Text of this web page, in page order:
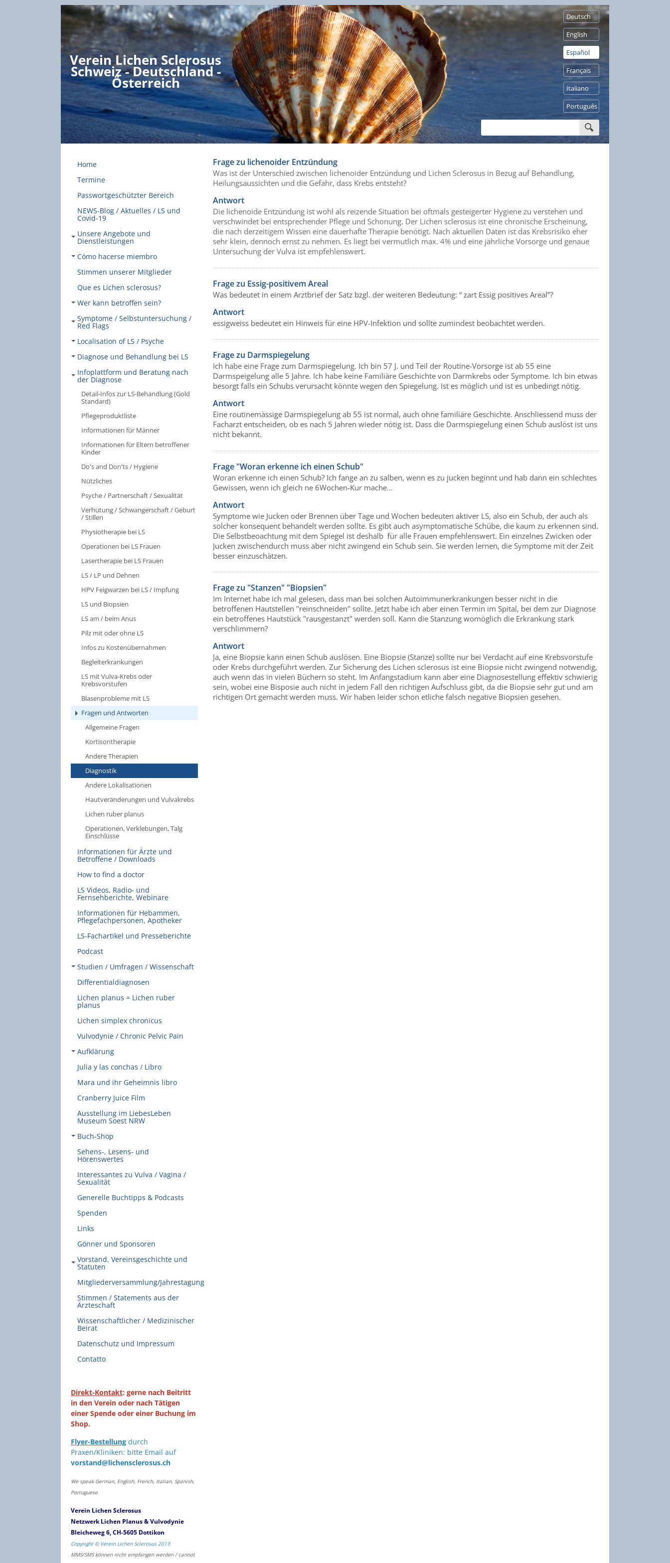
Verein Lichen Sclerosus
Schweiz - Deutschland -
Österreich
Deutsch
English
Español
Français
Italiano
Português
Home
Termine
Passwortgeschützter Bereich
NEWS-Blog / Aktuelles / LS und
Covid-19
Unsere Angebote und
Dienstleistungen
Cómo hacerse miembro
Stimmen unserer Mitglieder
Que es Lichen sclerosus?
Wer kann betroffen sein?
Symptome / Selbstuntersuchung /
Red Flags
Localisation of LS / Psyche
Diagnose und Behandlung bei LS
Infoplattform und Beratung nach
der Diagnose
Detail-Infos zur LS-Behandlung (Gold
Standard)
Pflegeproduktliste
Informationen für Männer
Informationen für Eltern betroffener
Kinder
Do's and Don'ts / Hygiene
Nützliches
Psyche / Partnerschaft / Sexualität
Verhütung / Schwangerschaft / Geburt
/ Stillen
Physiotherapie bei LS
Operationen bei LS Frauen
Lasertherapie bei LS Frauen
LS / LP und Dehnen
HPV Feigwarzen bei LS / Impfung
LS und Biopsien
LS am / beim Anus
Pilz mit oder ohne LS
Infos zu Kostenübernahmen
Begleiterkrankungen
LS mit Vulva-Krebs oder
Krebsvorstufen
Blasenprobleme mit LS
Fragen und Antworten
Allgemeine Fragen
Kortisontherapie
Andere Therapien
Diagnostik
Andere Lokalisationen
Hautveränderungen und Vulvakrebs
Lichen ruber planus
Operationen, Verklebungen, Talg
Einschlüsse
Informationen für Ärzte und
Betroffene / Downloads
How to find a doctor
LS Videos, Radio- und
Fernsehberichte, Webinare
Informationen für Hebammen,
Pflegefachpersonen, Apotheker
LS-Fachartikel und Presseberichte
Podcast
Studien / Umfragen / Wissenschaft
Differentialdiagnosen
Lichen planus = Lichen ruber
planus
Lichen simplex chronicus
Vulvodynie / Chronic Pelvic Pain
Aufklärung
Julia y las conchas / Libro
Mara und ihr Geheimnis libro
Cranberry Juice Film
Ausstellung im LiebesLeben
Museum Soest NRW
Buch-Shop
Sehens-, Lesens- und
Hörenswertes
Interessantes zu Vulva / Vagina /
Sexualität
Generelle Buchtipps & Podcasts
Spenden
Links
Gönner und Sponsoren
Vorstand, Vereinsgeschichte und
Statuten
Mitgliederversammlung/Jahrestagung
Stimmen / Statements aus der
Ärzteschaft
Wissenschaftlicher / Medizinischer
Beirat
Datenschutz und Impressum
Contatto
Direkt-Kontakt: gerne nach Beitritt
in den Verein oder nach Tätigen
einer Spende oder einer Buchung im
Shop.
Flyer-Bestellung durch
Praxen/Kliniken: bitte Email auf
vorstand@lichensclerosus.ch
We speak German, English, French, Italian, Spanish,
Portuguese
Verein Lichen Sclerosus
Netzwerk Lichen Planus & Vulvodynie
Bleicheweg 6, CH-5605 Dottikon
Copyright © Verein Lichen Sclerosus 2013
MMS/SMS können nicht empfangen werden / cannot
Frage zu lichenoider Entzündung
Was ist der Unterschied zwischen lichenoider Entzündung und Lichen Sclerosus in Bezug auf Behandlung,
Heilungsaussichten und die Gefahr, dass Krebs entsteht?
Antwort
Die lichenoide Entzündung ist wohl als reizende Situation bei oftmals gesteigerter Hygiene zu verstehen und
verschwindet bei entsprechender Pflege und Schonung. Der Lichen sclerosus ist eine chronische Erscheinung,
die nach derzeitigem Wissen eine dauerhafte Therapie benötigt. Nach aktuellen Daten ist das Krebsrisiko eher
sehr klein, dennoch ernst zu nehmen. Es liegt bei vermutlich max. 4% und eine jährliche Vorsorge und genaue
Untersuchung der Vulva ist empfehlenswert.
Frage zu Essig-positivem Areal
Was bedeutet in einem Arztbrief der Satz bzgl. der weiteren Bedeutung: “ zart Essig positives Areal”?
Antwort
essigweiss bedeutet ein Hinweis für eine HPV-Infektion und sollte zumindest beobachtet werden.
Frage zu Darmspiegelung
Ich habe eine Frage zum Darmspiegelung. Ich bin 57 J. und Teil der Routine-Vorsorge ist ab 55 eine
Darmspeigelung alle 5 Jahre. Ich habe keine Familiäre Geschichte von Darmkrebs oder Symptome. Ich bin etwas
besorgt falls ein Schubs verursacht könnte wegen den Spiegelung. Ist es möglich und ist es unbedingt nötig.
Antwort
Eine routinemässige Darmspiegelung ab 55 ist normal, auch ohne familiäre Geschichte. Anschliessend muss der
Facharzt entscheiden, ob es nach 5 Jahren wieder nötig ist. Dass die Darmspiegelung einen Schub auslöst ist uns
nicht bekannt.
Frage "Woran erkenne ich einen Schub"
Woran erkenne ich einen Schub? Ich fange an zu salben, wenn es zu jucken beginnt und hab dann ein schlechtes
Gewissen, wenn ich gleich ne 6Wochen-Kur mache...
Antwort
Symptome wie Jucken oder Brennen über Tage und Wochen bedeuten aktiver LS, also ein Schub, der auch als
solcher konsequent behandelt werden sollte. Es gibt auch asymptomatische Schübe, die kaum zu erkennen sind.
Die Selbstbeoachtung mit dem Spiegel ist deshalb für alle Frauen empfehlenswert. Ein einzelnes Zwicken oder
Jucken zwischendurch muss aber nicht zwingend ein Schub sein. Sie werden lernen, die Symptome mit der Zeit
besser einzuschätzen.
Frage zu "Stanzen" "Biopsien"
Im Internet habe ich mal gelesen, dass man bei solchen Autoimmunerkrankungen besser nicht in die
betroffenen Hautstellen "reinschneiden" sollte. Jetzt habe ich aber einen Termin im Spital, bei dem zur Diagnose
ein betroffenes Hautstück "rausgestanzt" werden soll. Kann die Stanzung womöglich die Erkrankung stark
verschlimmern?
Antwort
Ja, eine Biopsie kann einen Schub auslösen. Eine Biopsie (Stanze) sollte nur bei Verdacht auf eine Krebsvorstufe
oder Krebs durchgeführt werden. Zur Sicherung des Lichen sclerosus ist eine Biopsie nicht zwingend notwendig,
auch wenn das in vielen Büchern so steht. Im Anfangstadium kann aber eine Diagnosestellung effektiv schwierig
sein, wobei eine Bisposie auch nicht in jedem Fall den richtigen Aufschluss gibt, da die Biopsie sehr gut und am
richtigen Ort gemacht werden muss. Wir haben leider schon etliche falsch negative Biopsien gesehen.